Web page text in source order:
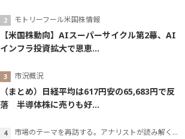
モトリーフール米国株情報
【米国株動向】AIスーパーサイクル第2幕、AI
インフラ投資拡大で恩恵...
市況概況
（まとめ）日経平均は617円安の65,683円で反
落 半導体株に売りも好...
市場のテーマを再訪する。アナリストが読み解くテーマの本質